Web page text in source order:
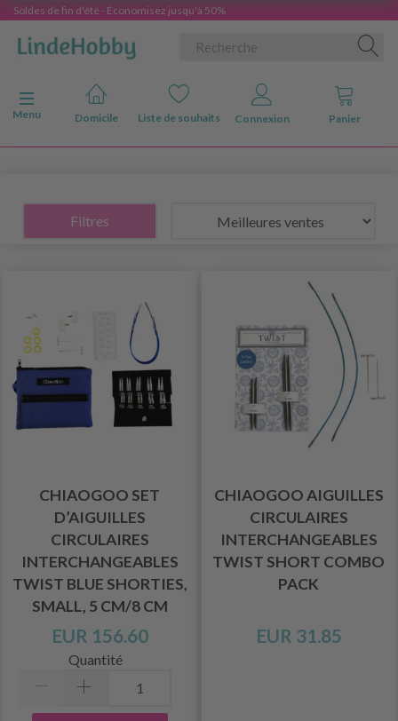
Soldes de fin d'été - Économisez jusqu'à 50%
Basculer la navigation
Menu
Domicile Liste de souhaits Connexion Panier
Filtres
CHIAOGOO SET
D’AIGUILLES
CIRCULAIRES
INTERCHANGEABLES
TWIST BLUE SHORTIES,
SMALL, 5 CM/8 CM
EUR 156.60
Quantité
CHIAOGOO AIGUILLES
CIRCULAIRES
INTERCHANGEABLES
TWIST SHORT COMBO
PACK
EUR 31.85